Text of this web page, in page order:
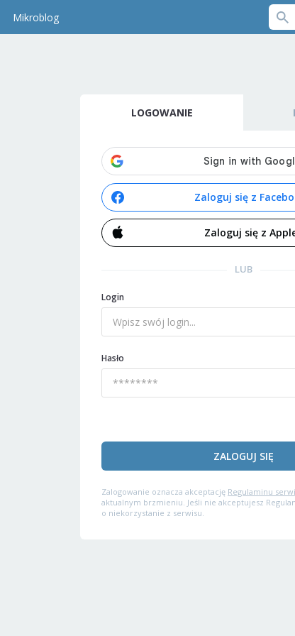
Mikroblog
LOGOWANIE
Zaloguj się z
Zaloguj się z
LUB
Login
Hasło
ZALOGUJ SIĘ
Zalogowanie oznacza akceptację Regulaminu
aktualnym brzmieniu. Jeśli nie akceptujesz
o niekorzystanie z serwisu.